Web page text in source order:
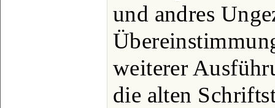
und andres
weiterer
die alten